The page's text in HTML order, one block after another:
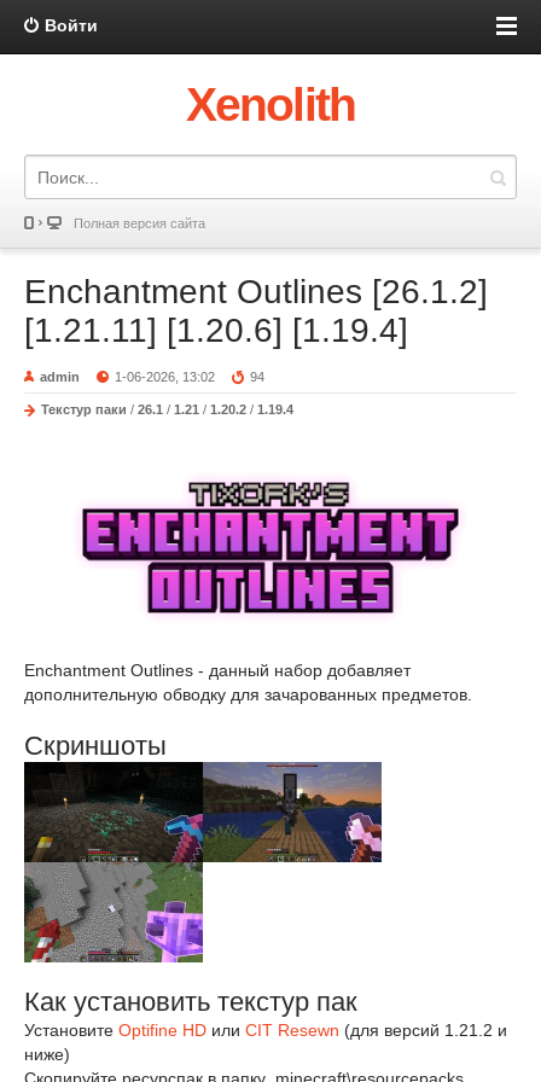
Войти
Xenolith
Полная версия сайта
Enchantment Outlines [26.1.2]
[1.21.11] [1.20.6] [1.19.4]
admin 1-06-2026, 13:02 94
Текстур паки / 26.1 / 1.21 / 1.20.2 / 1.19.4
Enchantment Outlines - данный набор добавляет
дополнительную обводку для зачарованных предметов.
Скриншоты
Как установить текстур пак
Установите Optifine HD или CIT Resewn (для версий 1.21.2 и
ниже)